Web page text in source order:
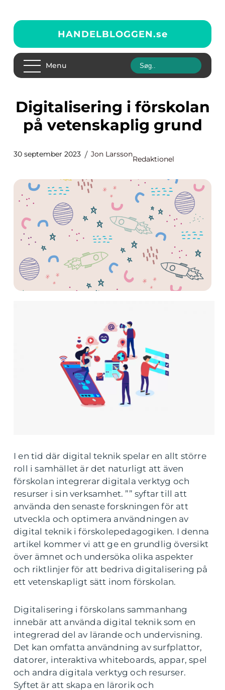
HANDELBLOGGEN.se
Menu
Digitalisering i förskolan
på vetenskaplig grund
30 september 2023 Jon Larsson
Redaktionel
I en tid där digital teknik spelar en allt större
roll i samhället är det naturligt att även
förskolan integrerar digitala verktyg och
resurser i sin verksamhet. ”” syftar till att
använda den senaste forskningen för att
utveckla och optimera användningen av
digital teknik i förskolepedagogiken. I denna
artikel kommer vi att ge en grundlig översikt
över ämnet och undersöka olika aspekter
och riktlinjer för att bedriva digitalisering på
ett vetenskapligt sätt inom förskolan.
Digitalisering i förskolans sammanhang
innebär att använda digital teknik som en
integrerad del av lärande och undervisning.
Det kan omfatta användning av surfplattor,
datorer, interaktiva whiteboards, appar, spel
och andra digitala verktyg och resurser.
Syftet är att skapa en lärorik och